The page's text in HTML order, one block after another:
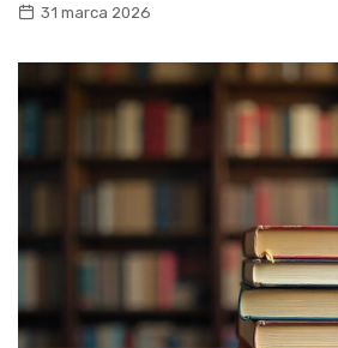
31 marca 2026